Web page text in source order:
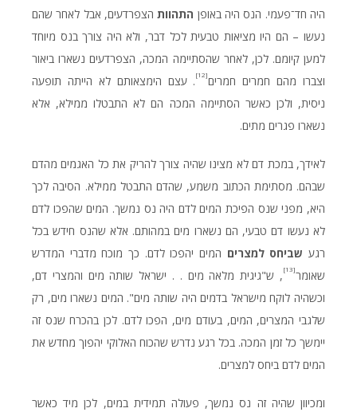
היה חד־פעמי. הנס היה באופן התהוותהצפרדעים, אבל לאחר שהם
נעשו – הם היו מציאות טבעית לכל דבר, ולא היה צורך בנס מיוחד
למען קיומם. לכן, לאחר שהסתיימה המכה, הצפרדעים נשארו ביאור
וצברו מהם חמרים חמרים[12]
. עצם הימצאותם לא הייתה תופעה
ניסית, ולכן כאשר הסתיימה המכה הם לא התבטלו ממילא, אלא
נשארו פגרים מתים.
לאידך, במכת דם לא מצינו שהיה צורך להריק את כל האגמים מהדם
שבהם. מסתימת הכתוב משמע, שהדם התבטל ממילא. הסיבה לכך
היא, מפני שנס הפיכת המים לדם היה נס נמשך. המים שהפכו לדם
לא נעשו דם טבעי, הם נשארו מים במהותם. אלא שהנס חידש בכל
רגע שביחס למצרים המים יהפכו לדם. כך מוכח מדברי המדרש
שאומר[13]
, ש"גיגית מלאה מים . . ישראל שותה מים והמצרי דם,
וכשהיה לוקח מישראל בדמים היה שותה מים". המים נשארו מים, רק
שלגבי המצרים, המים, בעודם מים, הפכו לדם. לכן בהכרח שנס זה
יימשך כל זמן המכה. בכל רגע נדרש שהכוח האלוקי יהפוך מחדש את
המים לדם ביחס למצרים.
ומכיוון שהיה זה נס נמשך, פעולה תמידית במים, לכן מיד כאשר